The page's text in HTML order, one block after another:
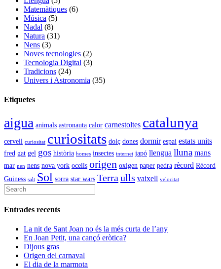
Matemàtiques (6)
Música (5)
Nadal (8)
Natura (31)
Nens (3)
Noves tecnologies (2)
Tecnologia Digital (3)
Tradicions (24)
Univers i Astronomia (35)
Etiquetes
aigua animals astronauta calor carnestoltes catalunya
cervell curiositat curiositats dolç dones dormir espai estats units
fred gat gel gos història homes insectes internet japó llengua lluna mans
mar nen nens nova york ocells origen oxigen paper pedra rècord Rècord
Guiness salt Sol sorra star wars Terra ulls vaixell velocitat
Entrades recents
La nit de Sant Joan no és la més curta de l’any
En Joan Petit, una cançó eròtica?
Dijous gras
Origen del carnaval
El dia de la marmota